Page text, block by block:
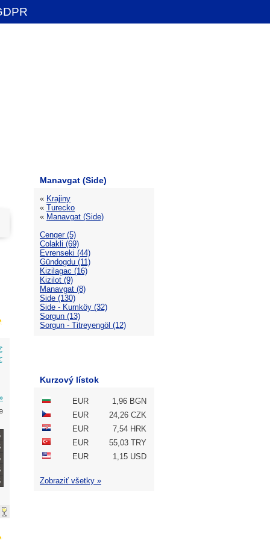
Manavgat (Side)
« Krajiny
« Turecko
« Manavgat (Side)
Cenger (5)
Colakli (69)
Evrenseki (44)
Gündogdu (11)
Kizilagac (16)
Kizilot (9)
Manavgat (8)
Side (130)
Side - Kumköy (32)
Sorgun (13)
Sorgun - Titreyengöl (12)
Kurzový lístok
EUR
1,96 BGN
EUR
24,26 CZK
EUR
7,54 HRK
EUR
55,03 TRY
EUR
1,15 USD
Zobraziť všetky »